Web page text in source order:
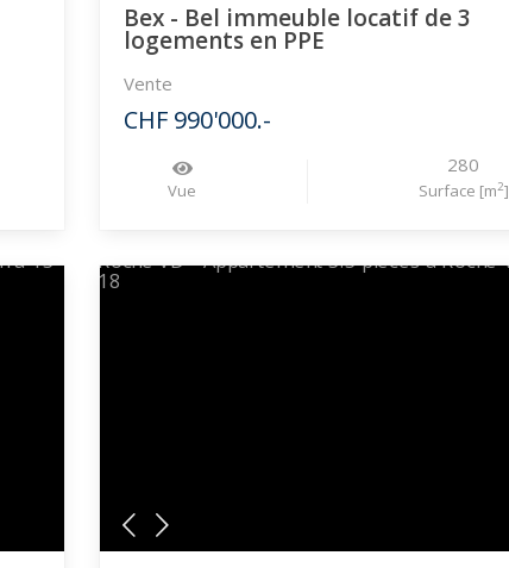
Bex - Bel immeuble locatif de 3
logements en PPE
Vente
CHF 990'000.-
Vue
280
Surface [m2]